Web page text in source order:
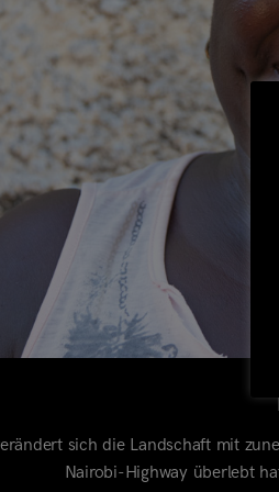
sich die Landschaft mit
Nairobi-Highway überlebt